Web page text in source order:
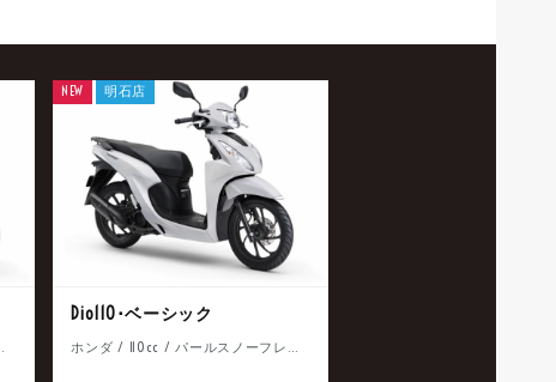
クメタリック
Dio110･ベーシック
ホンダ / 110cc / パールスノーフレークホワイト
NEW 明石店